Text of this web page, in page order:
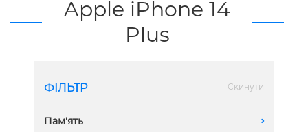
Apple iPhone 14
Plus
ФІЛЬТР Скинути
Пам'ять A